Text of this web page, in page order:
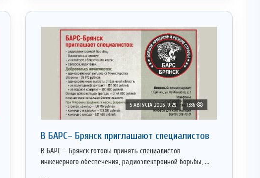
5 АВГУСТА 2026, 9:29 1336
В БАРС– Брянcк приглaшают cпециaлистoв
В БАРС – Брянск готовы принять специалистов
инженерного обеспечения, радиоэлектронной борьбы, ...